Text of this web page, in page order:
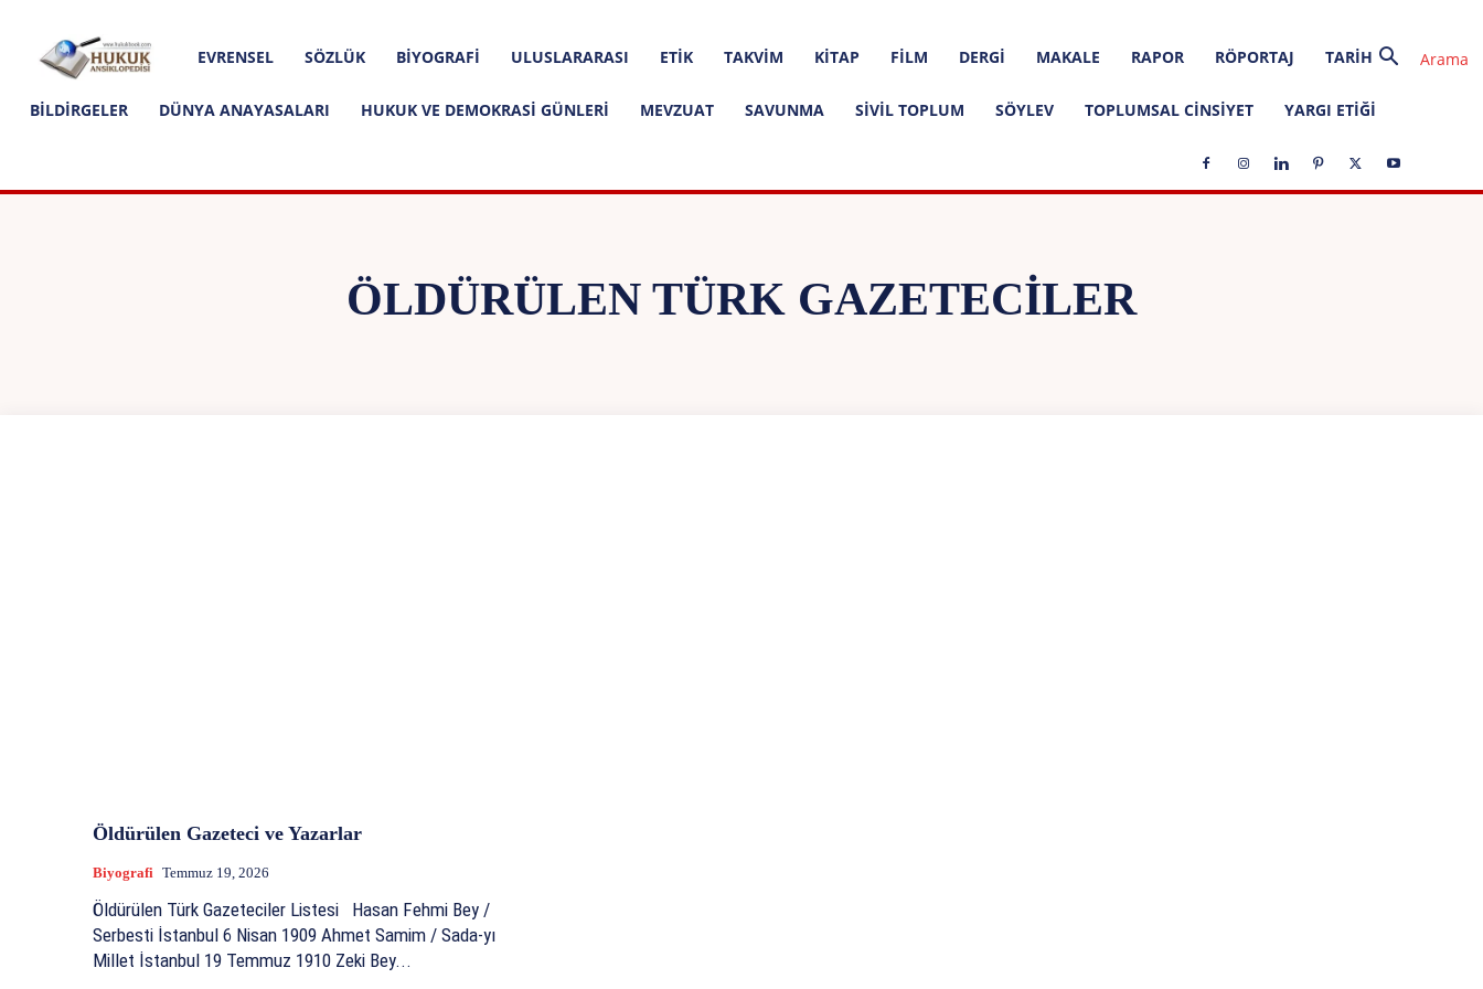
Hukuk
Ansiklopedisi
EVRENSEL SÖZLÜK BIYOGRAFI ULUSLARARASI ETIK TAKVIM KITAP FILM DERGI MAKALE RAPOR RÖPORTAJ TARIH
BILDIRGELER DÜNYA ANAYASALARI HUKUK VE DEMOKRASI GÜNLERI MEVZUAT SAVUNMA SIVIL TOPLUM SÖYLEV TOPLUMSAL CINSIYET YARGI ETIĞI
ÖLDÜRÜLEN TÜRK GAZETECILER
Öldürülen Gazeteci ve Yazarlar
Biyografi Temmuz 19, 2026
Öldürülen Türk Gazeteciler Listesi Hasan Fehmi Bey /
Serbesti İstanbul 6 Nisan 1909 Ahmet Samim / Sada-yı
Millet İstanbul 19 Temmuz 1910 Zeki Bey...